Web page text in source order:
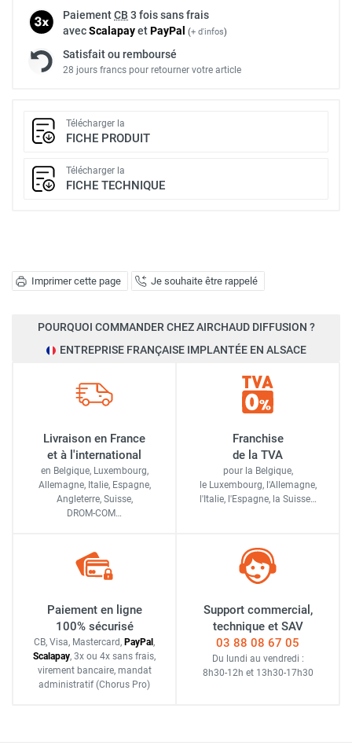
Imprimer cette page Je souhaite être rappelé
PaiementCB 3 fois sans frais
avecScalapayetPayPal (+ d'infos)
Satisfait ou remboursé
28 jours francs pour retourner votre article
Télécharger la
FICHE PRODUIT
Télécharger la
FICHE TECHNIQUE
POURQUOI COMMANDER CHEZ AIRCHAUD DIFFUSION ?
ENTREPRISE FRANÇAISE IMPLANTÉE EN ALSACE
Livraison en France
et à l'international
en Belgique, Luxembourg,
Allemagne, Italie, Espagne,
Angleterre, Suisse,
DROM-COM…
Franchise
de la TVA
pour la Belgique,
le Luxembourg, l'Allemagne,
l'Italie, l'Espagne, la Suisse…
Paiement en ligne
100% sécurisé
CB, Visa, Mastercard, PayPal ,
Scalapay, 3x ou 4x sans frais,
virement bancaire, mandat
administratif (Chorus Pro)
Support commercial,
technique et SAV
03 88 08 67 05
Du lundi au vendredi :
8h30-12h et 13h30-17h30